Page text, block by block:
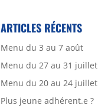
ARTICLES RÉCENTS
Menu du 3 au 7 août
Menu du 27 au 31 juillet
Menu du 20 au 24 juillet
Plus jeune adhérent.e ?